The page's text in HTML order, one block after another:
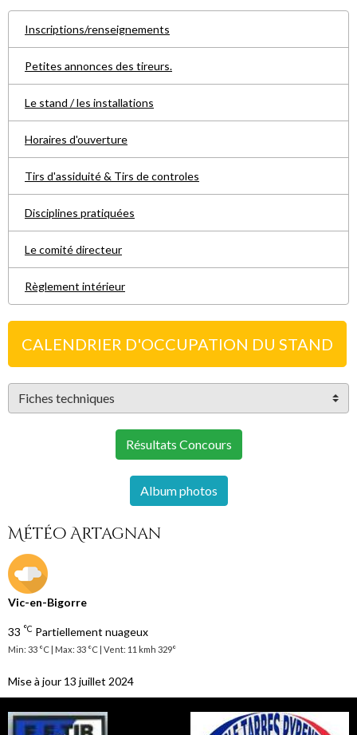
Inscriptions/renseignements
Petites annonces des tireurs.
Le stand / les installations
Horaires d'ouverture
Tirs d'assiduité & Tirs de controles
Disciplines pratiquées
Le comité directeur
Règlement intérieur
CALENDRIER D'OCCUPATION DU STAND
Résultats Concours
Album photos
Météo Artagnan
Vic-en-Bigorre
33 °C Partiellement nuageux
Min: 33 °C | Max: 33 °C | Vent: 11 kmh 329°
Mise à jour 13 juillet 2024